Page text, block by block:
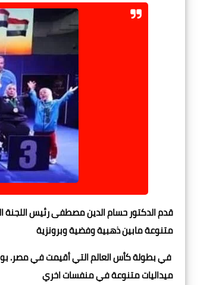
متنوعة مابين ذهبية وفضية وبرونزية
ميداليات متنوعة في منفسات اخري